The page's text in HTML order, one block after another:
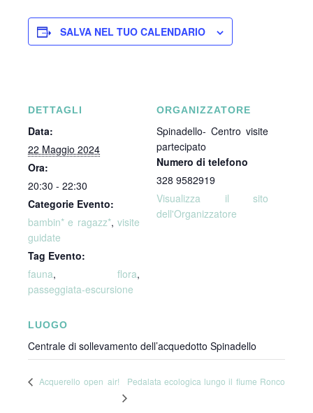
SALVA NEL TUO CALENDARIO
DETTAGLI
Data:
22 Maggio 2024
Ora:
20:30 - 22:30
Categorie Evento:
bambin* e ragazz*,visite
guidate
Tag Evento:
fauna, flora,
passeggiata-escursione
LUOGO
Centrale di sollevamento dell’acquedotto Spinadello
ORGANIZZATORE
Spinadello- Centro visite
partecipato
Numero di telefono
328 9582919
Visualizza il sito
dell'Organizzatore
Acquerello open air! Pedalata ecologica lungo il fiume Ronco